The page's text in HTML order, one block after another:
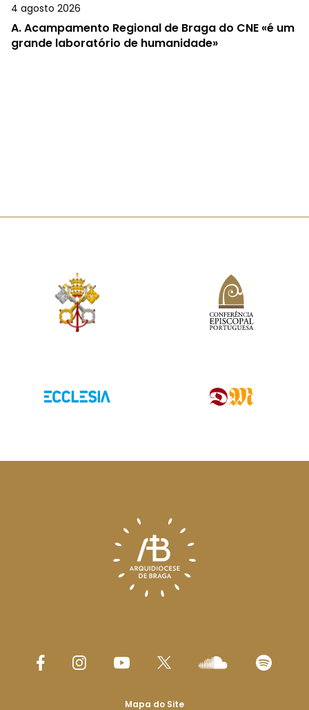
4 agosto 2026
A.Acampamento Regional de Braga do CNE «é um
grande laboratório de humanidade»
Mapa do Site